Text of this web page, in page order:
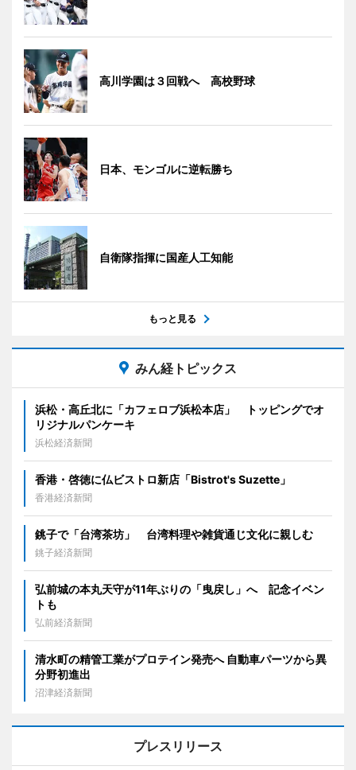
高川学園は３回戦へ 高校野球
日本、モンゴルに逆転勝ち
自衛隊指揮に国産人工知能
もっと見る
みん経トピックス
浜松・高丘北に「カフェロブ浜松本店」 トッピングでオ
リジナルパンケーキ
浜松経済新聞
香港・啓徳に仏ビストロ新店「Bistrot's Suzette」
香港経済新聞
銚子で「台湾茶坊」 台湾料理や雑貨通じ文化に親しむ
銚子経済新聞
弘前城の本丸天守が11年ぶりの「曳戻し」へ 記念イベン
トも
弘前経済新聞
清水町の精管工業がプロテイン発売へ 自動車パーツから異
分野初進出
沼津経済新聞
プレスリリース